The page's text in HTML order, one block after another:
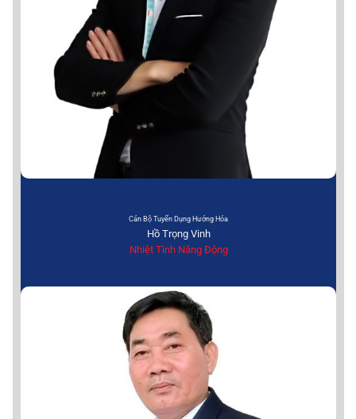
Cán Bộ Tuyển Dụng Hướng Hóa
Hồ Trọng Vinh
Nhiệt Tình Năng Động